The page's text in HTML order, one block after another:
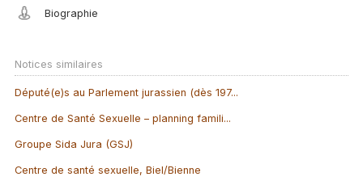
Biographie
Notices similaires
Député(e)s au Parlement jurassien (dès 197...
Centre de Santé Sexuelle – planning famili...
Groupe Sida Jura (GSJ)
Centre de santé sexuelle, Biel/Bienne